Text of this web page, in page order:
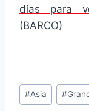
días para
(BARCO)
Etiquetas
de
#Asia #